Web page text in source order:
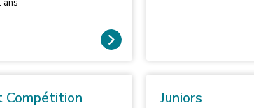
Compétition Juniors